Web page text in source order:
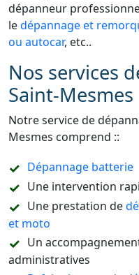
dépanneur
ledépannage et
ou autocar, etc..
Nos services
Saint-Mesmes
Notre service de
Mesmes comprend ::
Dépannage batterie
Une intervention
Une prestation de
et moto
Un
administratives